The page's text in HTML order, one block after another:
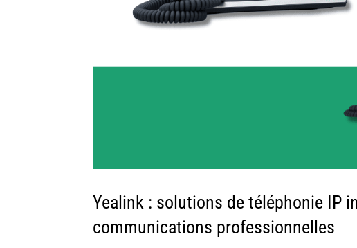
Yealink : solutions de téléphonie IP
communications professionnelles